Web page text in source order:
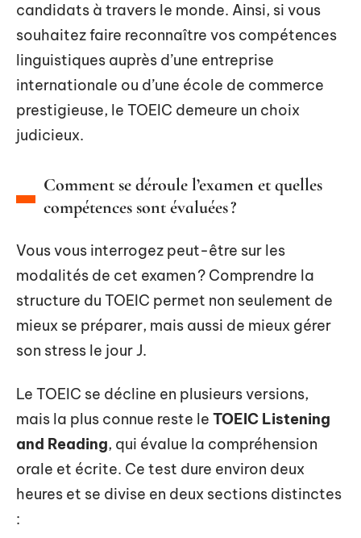
candidats à travers le monde. Ainsi, si vous
souhaitez faire reconnaître vos compétences
linguistiques auprès d’une entreprise
internationale ou d’une école de commerce
prestigieuse, le TOEIC demeure un choix
judicieux.
Comment se déroule l’examen et quelles
compétences sont évaluées ?
Vous vous interrogez peut-être sur les
modalités de cet examen ? Comprendre la
structure du TOEIC permet non seulement de
mieux se préparer, mais aussi de mieux gérer
son stress le jour J.
Le TOEIC se décline en plusieurs versions,
mais la plus connue reste le TOEIC Listening
and Reading, qui évalue la compréhension
orale et écrite. Ce test dure environ deux
heures et se divise en deux sections distinctes
: